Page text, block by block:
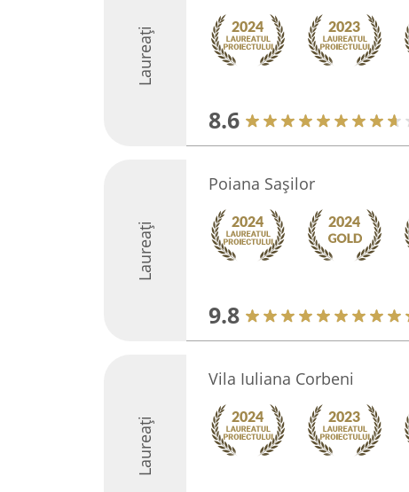
Laureați
8.6
Laureați
Poiana Sașilor
9.8
Laureați
Vila Iuliana Corbeni